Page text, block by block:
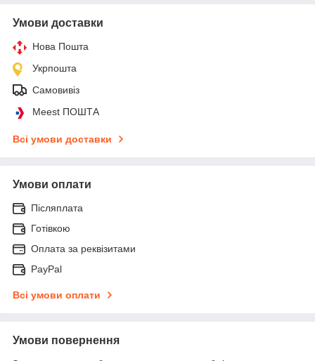
Умови доставки
Нова Пошта
Укрпошта
Самовивіз
Meest ПОШТА
Всі умови доставки
Умови оплати
Післяплата
Готівкою
Оплата за реквізитами
PayPal
Всі умови оплати
Умови повернення